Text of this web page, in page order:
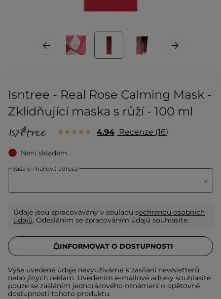
Isntree - Real Rose Calming Mask -
Zklidňující maska s růží - 100 ml
4.94 Recenze 16
Není skladem
Vaše e-mailová adresa
Údaje jsou zpracovávány v souladu sochranou osobních
údajů. Odesláním se zpracováním údajů souhlasíte.
INFORMOVAT O DOSTUPNOSTI
Výše uvedené údaje nevyužíváme k zasílání newsletterů
nebo jiných reklam. Uvedením e-mailové adresy souhlasíte
pouze se zasláním jednorázového oznámení o opětovné
dostupnosti tohoto produktu.